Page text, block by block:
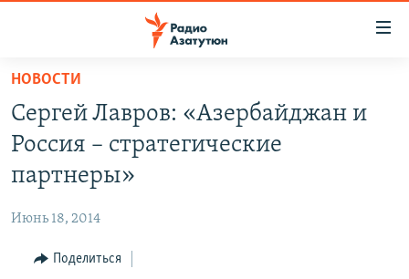
Перейти
основному
содержанию
основной
Перейти
НОВОСТИ
ЭКОНОМИКА
РЕГИОН
НОВОСТИ
Сергей Лавров: «Азербайджан и
Россия – стратегические
партнеры»
Июнь 18, 2014
Поделиться